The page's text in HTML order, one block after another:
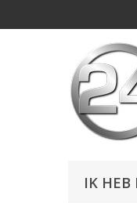
IK HEB